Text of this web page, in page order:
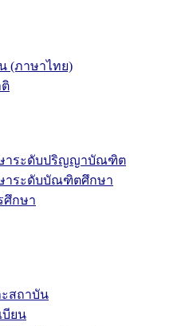
(ภาษาไทย)
าระดับปริญญาบัณฑิต
าระดับบัณฑิตศึกษา
ศึกษา
สถาบัน
บียน